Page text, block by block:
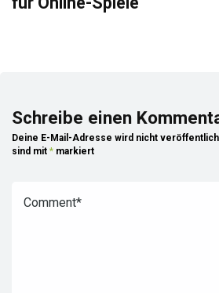
Schreibe einen
Deine E-Mail-Adresse wird nicht
sind mit * markiert